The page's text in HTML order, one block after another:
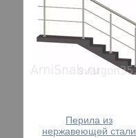
Перила из
нержавеющей стали